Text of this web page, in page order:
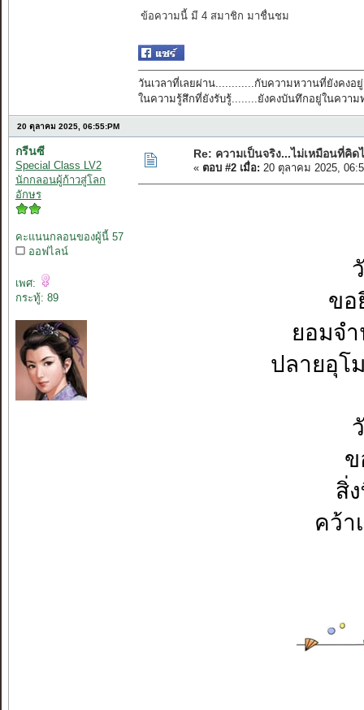
ข้อความนี้ มี 4 สมาชิก มาชื่นชม
วันเวลาที่เลยผ่าน............กับความหวานที่ยังคงอยู่
ในความรู้สึกที่ยังรับรู้........ยังคงบันทึกอยู่ในความ
20 ตุลาคม 2025, 06:55:PM
กรีนซี
Special Class LV2
นักกลอนผู้ก้าวสู่โลก
อักษร
คะแนนกลอนของผู้นี้ 57
ออฟไลน์
เพศ:
กระทู้: 89
Re: ความเป็นจริง...ไม่เหมือนที่คิด
« ตอบ #2 เมื่อ: 20 ตุลาคม 2025,
ขอ
ยอมจ
ปลายอุโ
ข
สิ่
คว้า